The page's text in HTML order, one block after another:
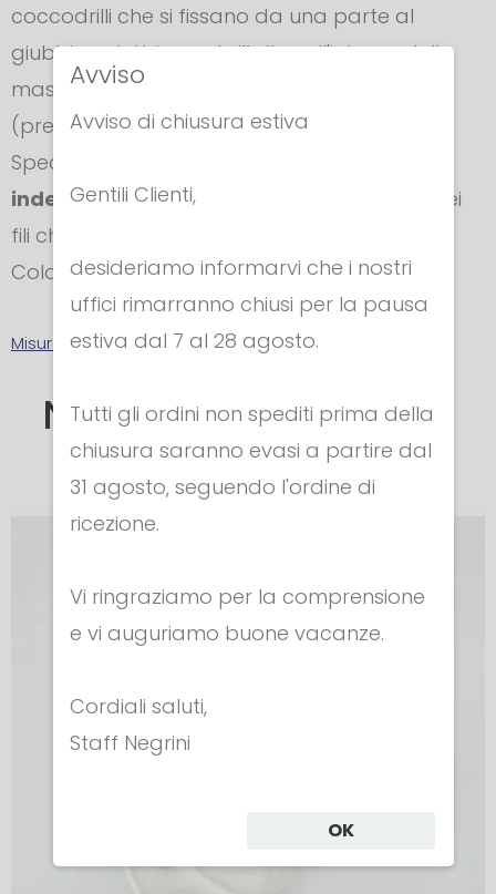
coccodrilli che si fissano da una parte al
giubbino elettrico e dall’altro all'interno della
maschera ad una delle due linguette
(predisposte per Dx e Sx).
Speciale
indeformabile, grazie al doppio intreccio dei
fili che la compongono.
Colore: NERO
Misure delle maschere
Nella stessa categoria
Avviso
Avviso di chiusura estiva
Gentili Clienti,
desideriamo informarvi che i nostri
uffici rimarranno chiusi per la pausa
estiva dal 7 al 28 agosto.
Tutti gli ordini non spediti prima della
chiusura saranno evasi a partire dal
31 agosto, seguendo l'ordine di
ricezione.
Vi ringraziamo per la comprensione
e vi auguriamo buone vacanze.
Cordiali saluti,
Staff Negrini
OK